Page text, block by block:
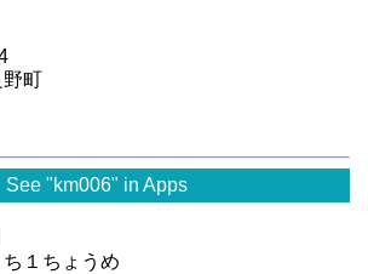
町
See "km006" in Apps
１ちょうめ